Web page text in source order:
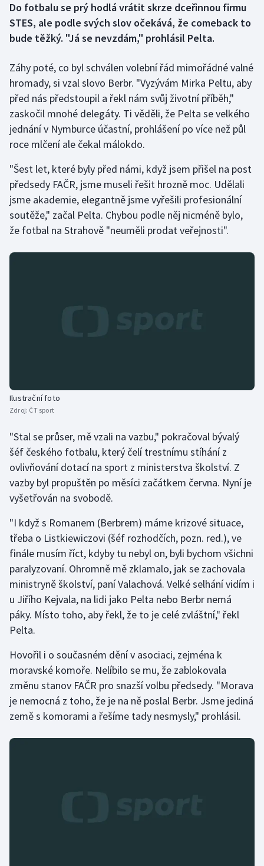
Florbal
Futsal
Golf
Gymnastika
Házená
Judo
Krasobruslení
Plavání
Plážový volejbal
Ragby
Rychlobruslení
Rychlostní kanoistika
Short track
Sportovní střelba
Stolní tenis
Veslování
Vodní slalom
Volejbal
Do fotbalu se prý hodlá vrátit skrze dceřinnou firmu
STES, ale podle svých slov očekává, že comeback to
bude těžký. "Já se nevzdám," prohlásil Pelta.
Záhy poté, co byl schválen volební řád mimořádné valné
hromady, si vzal slovo Berbr. "Vyzývám Mirka Peltu, aby
před nás předstoupil a řekl nám svůj životní příběh,"
zaskočil mnohé delegáty. Ti věděli, že Pelta se velkého
jednání v Nymburce účastní, prohlášení po více než půl
roce mlčení ale čekal málokdo.
"Šest let, které byly před námi, když jsem přišel na post
předsedy FAČR, jsme museli řešit hrozně moc. Udělali
jsme akademie, elegantně jsme vyřešili profesionální
soutěže," začal Pelta. Chybou podle něj nicméně bylo,
že fotbal na Strahově "neuměli prodat veřejnosti".
Ilustrační foto
Zdroj: ČT sport
"Stal se průser, mě vzali na vazbu," pokračoval bývalý
šéf českého fotbalu, který čelí trestnímu stíhání z
ovlivňování dotací na sport z ministerstva školství. Z
vazby byl propuštěn po měsíci začátkem června. Nyní je
vyšetřován na svobodě.
"I když s Romanem (Berbrem) máme krizové situace,
třeba o Listkiewiczovi (šéf rozhodčích, pozn. red.), ve
finále musím říct, kdyby tu nebyl on, byli bychom všichni
paralyzovaní. Ohromně mě zklamalo, jak se zachovala
ministryně školství, paní Valachová. Velké selhání vidím i
u Jiřího Kejvala, na lidi jako Pelta nebo Berbr nemá
páky. Místo toho, aby řekl, že to je celé zvláštní," řekl
Pelta.
Hovořil i o současném dění v asociaci, zejména k
moravské komoře. Nelíbilo se mu, že zablokovala
změnu stanov FAČR pro snazší volbu předsedy. "Morava
je nemocná z toho, že je na ně poslal Berbr. Jsme jediná
země s komorami a řešíme tady nesmysly," prohlásil.